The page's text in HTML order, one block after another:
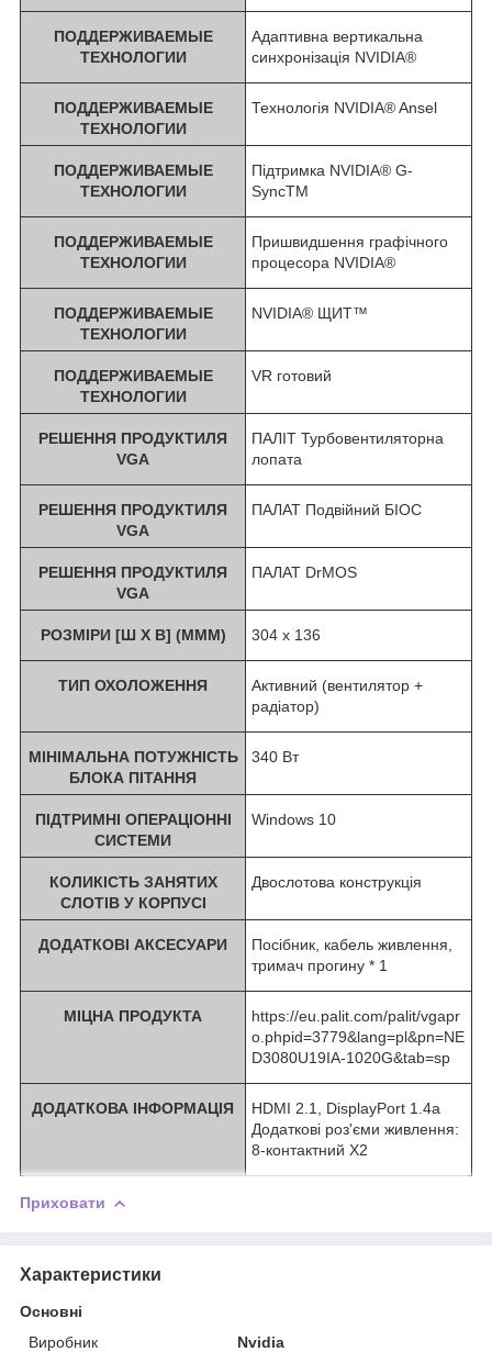
ПОДДЕРЖИВАЕМЫЕ
ТЕХНОЛОГИИ
Адаптивна вертикальна
синхронізація NVIDIA®
ПОДДЕРЖИВАЕМЫЕ
ТЕХНОЛОГИИ
Технологія NVIDIA® Ansel
ПОДДЕРЖИВАЕМЫЕ
ТЕХНОЛОГИИ
Підтримка NVIDIA® G-
SyncTM
ПОДДЕРЖИВАЕМЫЕ
ТЕХНОЛОГИИ
Пришвидшення графічного
процесора NVIDIA®
ПОДДЕРЖИВАЕМЫЕ
ТЕХНОЛОГИИ
NVIDIA® ЩИТ™
ПОДДЕРЖИВАЕМЫЕ
ТЕХНОЛОГИИ
VR готовий
РЕШЕННЯ ПРОДУКТИЛЯ
VGA
ПАЛІТ Турбовентиляторна
лопата
РЕШЕННЯ ПРОДУКТИЛЯ
VGA
ПАЛАТ Подвійний БІОС
РЕШЕННЯ ПРОДУКТИЛЯ
VGA
ПАЛАТ DrMOS
РОЗМІРИ [Ш X В] (МММ) 304 х 136
ТИП ОХОЛОЖЕННЯ
Активний (вентилятор +
радіатор)
МІНІМАЛЬНА ПОТУЖНІСТЬ
БЛОКА ПІТАННЯ
340 Вт
ПІДТРИМНІ ОПЕРАЦІОННІ
СИСТЕМИ
Windows 10
КОЛИКІСТЬ ЗАНЯТИХ
СЛОТІВ У КОРПУСІ
Двослотова конструкція
ДОДАТКОВІ АКСЕСУАРИ
Посібник, кабель живлення,
тримач прогину * 1
МІЦНА ПРОДУКТА
https://eu.palit.com/palit/vgapr
o.phpid=3779&lang=pl&pn=NE
D3080U19IA-1020G&tab=sp
ДОДАТКОВА ІНФОРМАЦІЯ
HDMI 2.1, DisplayPort 1.4a
Додаткові роз'єми живлення:
8-контактний X2
Приховати
Характеристики
Основні
Виробник
Nvidia